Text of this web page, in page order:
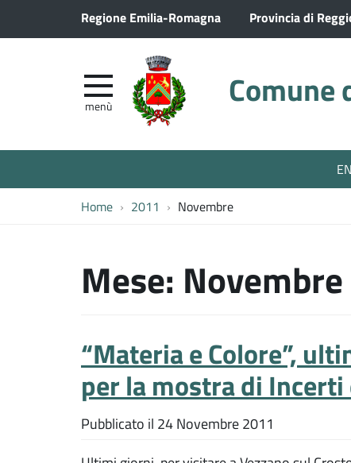
Regione Emilia-Romagna Provincia di
Comune
menù
Home 2011 Novembre
Mese:
“Materia e Colore”,
per la mostra di Incerti
Pubblicato il 24 Novembre 2011